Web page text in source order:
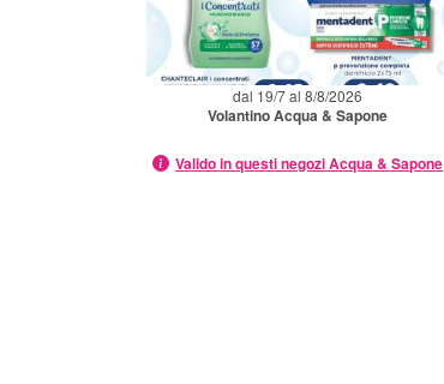
dal 19/7 al 8/8/2026
Volantino Acqua & Sapone
Valido in questi negozi Acqua & Sapone